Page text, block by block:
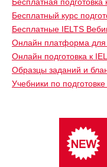
Бесплатный курс
Бесплатные IELTS
Онлайн платформа для
Онлайн подготовка к
Образцы заданий и
Учебники по